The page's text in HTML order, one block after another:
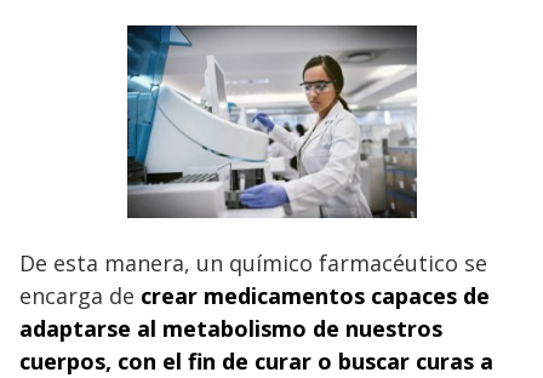
De esta manera, un químico farmacéutico se
encarga de crear medicamentos capaces de
adaptarse al metabolismo de nuestros
cuerpos, con el fin de curar o buscar curas a